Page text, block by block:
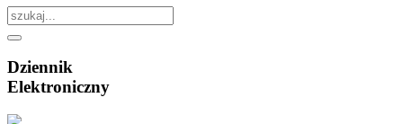
Dziennik
Elektroniczny